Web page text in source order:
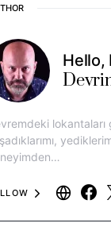
Hello,